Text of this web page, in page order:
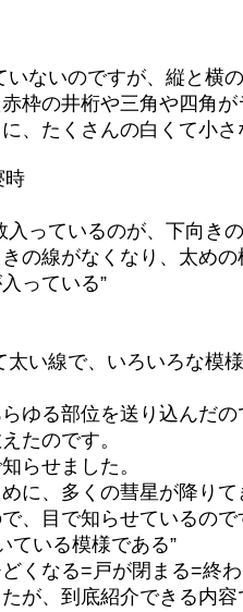
いないのですが、縦と横
枠の井桁や三角や四角が
、たくさんの白くて小さ
時
っているのが、下向き
の線がなくなり、太めの
っている”
太い線で、いろいろな模
ゆる部位を送り込んだの
たのです。
らせました。
に、多くの彗星が降りて
、目で知らせているので
ている模様である”
くなる=戸が閉まる=終
が、到底紹介できる内容